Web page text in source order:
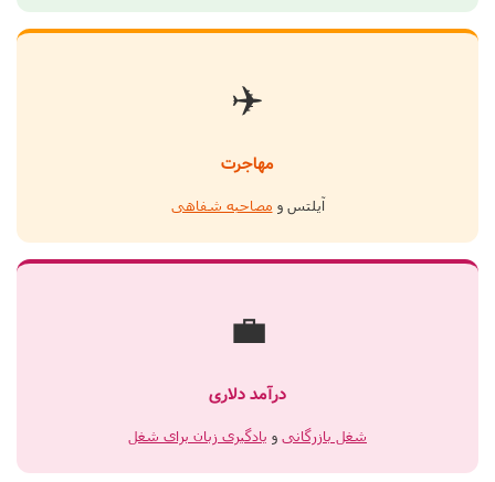
✈️
مهاجرت
آیلتس و مصاحبه شفاهی
💼
درآمد دلاری
شغل بازرگانی و یادگیری زبان برای شغل